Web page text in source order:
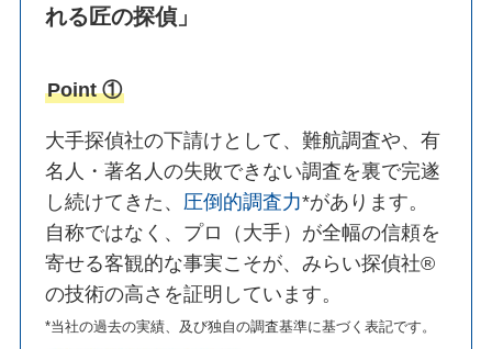
れる匠の探偵」
Point ①
大手探偵社の下請けとして、難航調査や、有
名人・著名人の失敗できない調査を裏で完遂
し続けてきた、 圧倒的調査力*があります。
自称ではなく、プロ（大手）が全幅の信頼を
寄せる客観的な事実こそが、みらい探偵社®︎
の技術の高さを証明しています。
*当社の過去の実績、及び独自の調査基準に基づく表記です。